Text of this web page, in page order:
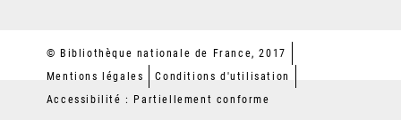
© Bibliothèque nationale de France, 2017
Mentions légales
Conditions d'utilisation
Accessibilité : Partiellement conforme